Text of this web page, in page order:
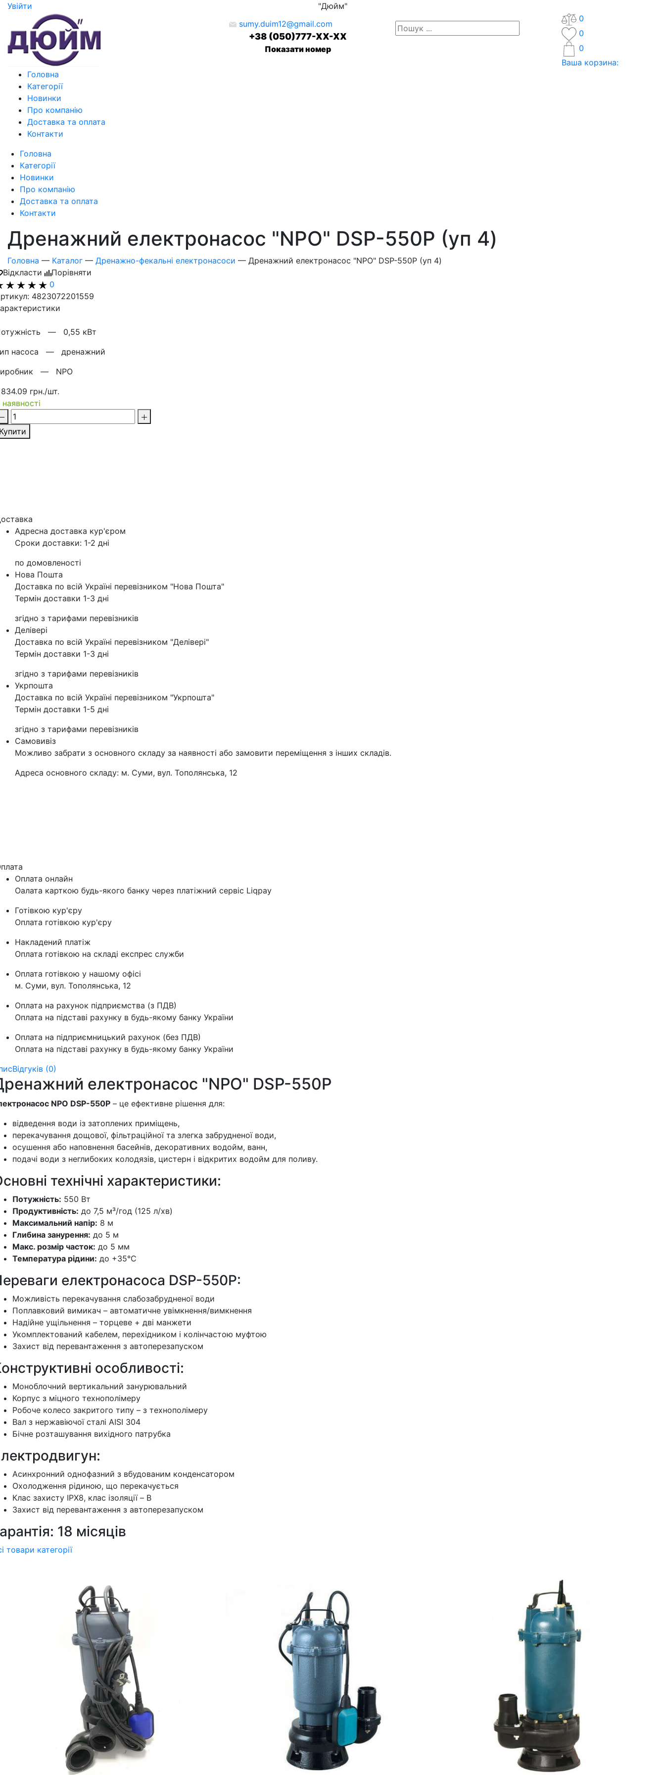
Увiйти
"Дюйм"
sumy.duim12@gmail.com
+38 (050)777-XX-XX
Показати номер
0
0
0
Ваша корзина:
Головна
Категорії
Новинки
Про компанію
Доставка та оплата
Контакти
Головна
Категорії
Новинки
Про компанію
Доставка та оплата
Контакти
Дренажний електронасос "NPO" DSP-550P (уп 4)
Головна — Каталог — Дренажно-фекальні електронасоси — Дренажний електронасос "NPO" DSP-550P (уп 4)
Відкласти
Порівняти
0
4823072201559
— 0,55 кВт
насоса — дренажний
— NPO
834.09 грн./шт.
Адресна доставка кур'‎єром
Сроки доставки: 1-2 дні
по домовленості
Нова Пошта
Доставка по всій Україні перевізником "Нова Пошта"
Термін доставки 1-3 дні
згідно з тарифами перевізників
Делівері
Доставка по всій Україні перевізником "Делівері"
Термін доставки 1-3 дні
згідно з тарифами перевізників
Укрпошта
Доставка по всій Україні перевізником "Укрпошта"
Термін доставки 1-5 дні
згідно з тарифами перевізників
Самовивіз
Можливо забрати з основного складу за наявності або замовити переміщення з інших складів.
Адреса основного складу: м. Суми, вул. Тополянська, 12
Оплата онлайн
Оалата карткою будь-якого банку через платіжний сервіс Liqpay
Готівкою кур'єру
Оплата готівкою кур'єру
Накладений платіж
Оплата готівкою на складі експрес служби
Оплата готівкою у нашому офісі
м. Суми, вул. Тополянська, 12
Оплата на рахунок підприємства (з ПДВ)
Оплата на підставі рахунку в будь-якому банку України
Оплата на підприємницький рахунок (без ПДВ)
Оплата на підставі рахунку в будь-якому банку України
Відгуків (0)
електронасос "NPO" DSP-550P
NPO DSP-550P – це ефективне рішення для:
відведення води із затоплених приміщень,
перекачування дощової, фільтраційної та злегка забрудненої води,
осушення або наповнення басейнів, декоративних водойм, ванн,
подачі води з неглибоких колодязів, цистерн і відкритих водойм для поливу.
технічні характеристики:
Потужність: 550 Вт
Продуктивність: до 7,5 м³/год (125 л/хв)
Максимальний напір: 8 м
Глибина занурення: до 5 м
Макс. розмір часток: до 5 мм
Температура рідини: до +35°C
електронасоса DSP-550P:
Можливість перекачування слабозабрудненої води
Поплавковий вимикач – автоматичне увімкнення/вимкнення
Надійне ущільнення – торцеве + дві манжети
Укомплектований кабелем, перехідником і колінчастою муфтою
Захист від перевантаження з автоперезапуском
особливості:
Моноблочний вертикальний занурювальний
Корпус з міцного технополімеру
Робоче колесо закритого типу – з технополімеру
Вал з нержавіючої сталі AISI 304
Бічне розташування вихідного патрубка
Асинхронний однофазний з вбудованим конденсатором
Охолодження рідиною, що перекачується
Клас захисту IPX8, клас ізоляції – B
Захист від перевантаження з автоперезапуском
18 місяців
товари категорії